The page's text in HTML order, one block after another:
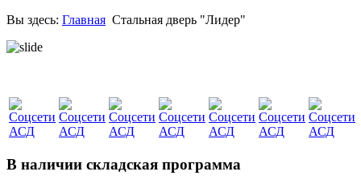
Вы здесь: Главная Стальная дверь "Лидер"
В наличии складская программа